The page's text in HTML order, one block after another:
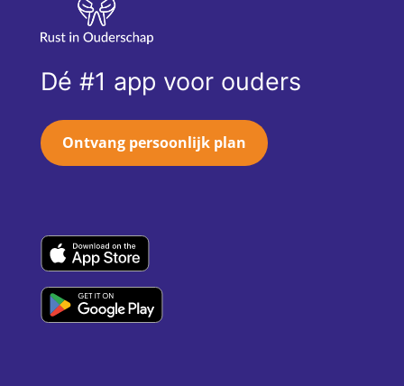
Dé #1 app voor ouders
Ontvang persoonlijk plan